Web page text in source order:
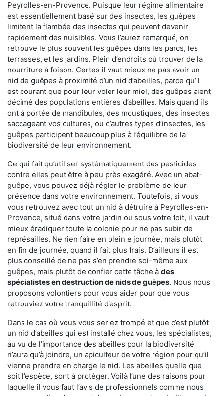
Peyrolles-en-Provence. Puisque leur régime alimentaire
est essentiellement basé sur des insectes, les guêpes
limitent la flambée des insectes qui peuvent devenir
rapidement des nuisibles. Vous l’aurez remarqué, on
retrouve le plus souvent les guêpes dans les parcs, les
terrasses, et les jardins. Plein d’endroits où trouver de la
nourriture à foison. Certes il vaut mieux ne pas avoir un
nid de guêpes à proximité d’un nid d’abeilles, parce qu’il
est courant que pour leur voler leur miel, des guêpes aient
décimé des populations entières d’abeilles. Mais quand ils
ont à portée de mandibules, des moustiques, des insectes
saccageant vos cultures, ou d’autres types d’insectes, les
guêpes participent beaucoup plus à l’équilibre de la
biodiversité de leur environnement.
Ce qui fait qu’utiliser systématiquement des pesticides
contre elles peut être à peu près exagéré. Avec un abat-
guêpe, vous pouvez déjà régler le problème de leur
présence dans votre environnement. Toutefois, si vous
vous retrouvez avec tout un nid à détruire à Peyrolles-en-
Provence, situé dans votre jardin ou sous votre toit, il vaut
mieux éradiquer toute la colonie pour ne pas subir de
représailles. Ne rien faire en plein e journée, mais plutôt
en fin de journée, quand il fait plus frais. D’ailleurs il est
plus conseillé de ne pas s’en prendre soi-même aux
guêpes, mais plutôt de confier cette tâche à des
spécialistes en destruction de nids de guêpes. Nous nous
proposons volontiers pour vous aider pour que vous
retrouviez votre tranquillité d’esprit.
Dans le cas où vous vous seriez trompé et que c’est plutôt
un nid d’abeilles qui est installé chez vous, les spécialistes,
au vu de l’importance des abeilles pour la biodiversité
n’aura qu’à joindre, un apiculteur de votre région pour qu’il
vienne prendre en charge le nid. Les abeilles quelle que
soit l’espèce, sont à protéger. Voilà l’une des raisons pour
laquelle il vous faut l’avis de professionnels comme nous